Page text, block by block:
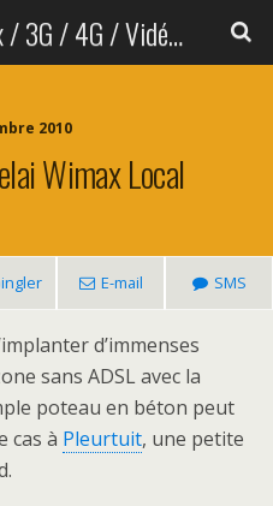
Blog WiFi / Wimax / 3G / 4G / Vidéo sans fil
2010
Wimax Local
E-mail SMS
d’immenses
sans ADSL avec la
poteau en béton peut
cas à Pleurtuit, une petite